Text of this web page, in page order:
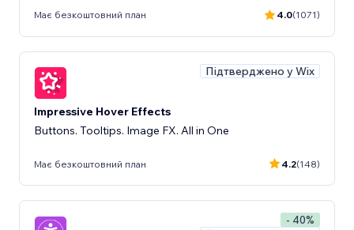
Має безкоштовний план 4.0(1071)
Підтверджено у Wix
Impressive Hover Effects
Buttons. Tooltips. Image FX. All in One
Має безкоштовний план 4.2(148)
- 40%